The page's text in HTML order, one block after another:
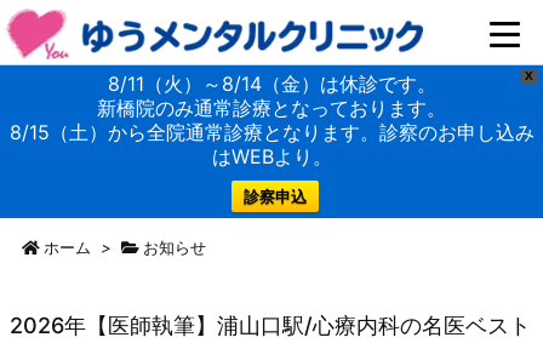
X
8/11（火）～8/14（金）は休診です。
新橋院のみ通常診療となっております。
8/15（土）から全院通常診療となります。診察のお申し込み
はWEBより。
診察申込
ホーム > お知らせ
2026年【医師執筆】浦山口駅/心療内科の名医ベスト